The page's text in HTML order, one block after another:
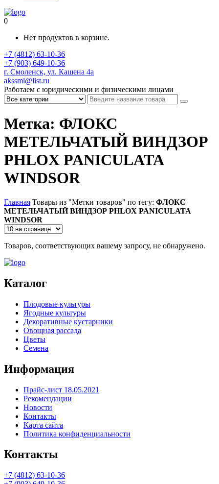
0
Нет продуктов в корзине.
+7 (4812) 63-10-36
+7 (903) 649-10-36
г. Смоленск, ул. Кашена 4а
akssml@list.ru
Работаем с юридическими и физическими лицами
Метка: ФЛОКС
МЕТЕЛЬЧАТЫЙ ВИНДЗОР
PHLOX PANICULATA
WINDSOR
Главная Товары из "Метки товаров" по тегу: ФЛОКС
МЕТЕЛЬЧАТЫЙ ВИНДЗОР PHLOX PANICULATA
WINDSOR
Товаров, соответствующих вашему запросу, не обнаружено.
Каталог
Плодовые культуры
Ягодные культуры
Декоративные кустарники
Овощная рассада
Цветы
Семена
Информация
Прайс-лист 18.05.2021
Рекомендации
Новости
Контакты
Карта сайта
Политика конфиденциальности
Контакты
+7 (4812) 63-10-36